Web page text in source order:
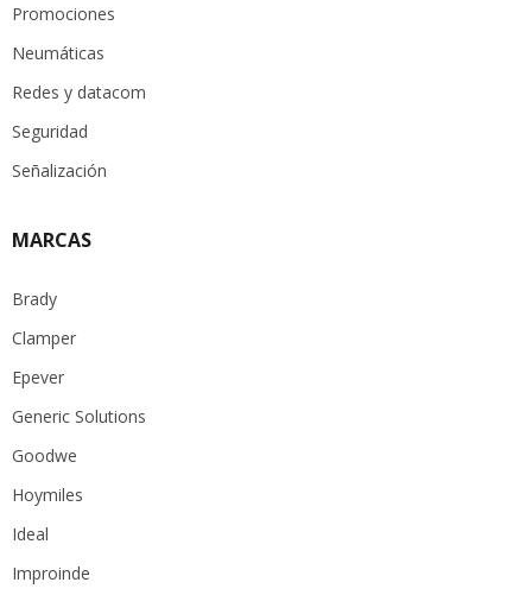
Promociones
Neumáticas
Redes y datacom
Seguridad
Señalización
MARCAS
Brady
Clamper
Epever
Generic Solutions
Goodwe
Hoymiles
Ideal
Improinde